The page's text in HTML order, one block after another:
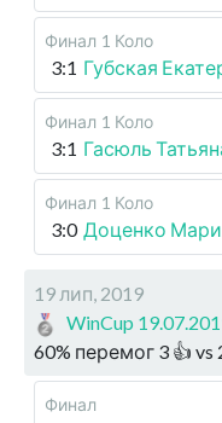
Финал 1 Коло
3:1 Губская
Финал 1 Коло
3:1 Гасюль
Финал 1 Коло
3:0 Доценко
19 лип, 2019
WinCup
60% перемог 3 👍 vs
Финал